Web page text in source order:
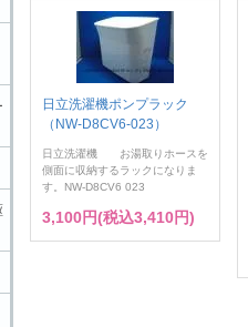
日立洗濯機ポンプラック
（NW-D8CV6-023）
日立洗濯機 お湯取りホースを
側面に収納するラックになりま
す。NW-D8CV6 023
3,100円(税込3,410円)